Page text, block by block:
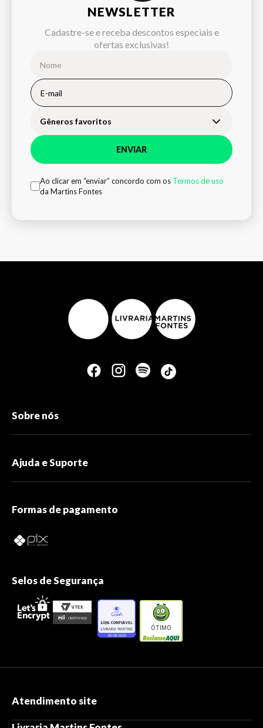
NEWSLETTER
Cadastre-se e receba descontos especiais e
ofertas exclusivas!
Gêneros favoritos
ENVIAR
Ao clicar em “enviar” concordo com os Termos de uso
da Martins Fontes
Sobre nós
Ajuda e Suporte
Formas de pagamento
Selos de Segurança
ÓTIMO
Atendimento site